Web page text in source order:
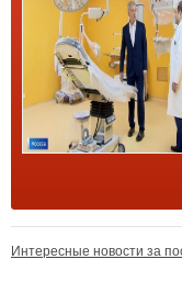
Интересные новости за